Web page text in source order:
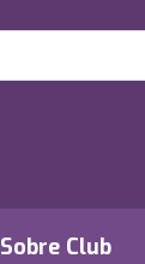
Sobre Club